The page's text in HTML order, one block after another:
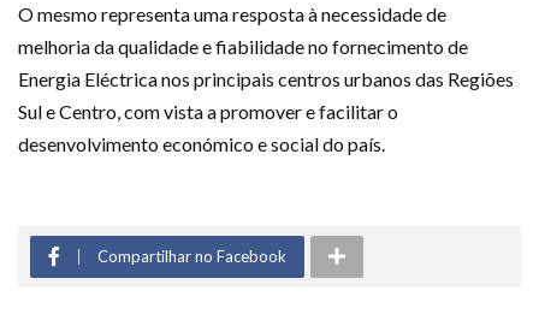
O mesmo representa uma resposta à necessidade de
melhoria da qualidade e fiabilidade no fornecimento de
Energia Eléctrica nos principais centros urbanos das Regiões
Sul e Centro, com vista a promover e facilitar o
desenvolvimento económico e social do país.
Compartilhar no Facebook